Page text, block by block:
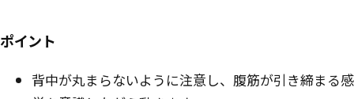
ポイント
背中が丸まらないように注意し、腹筋が引き締まる感